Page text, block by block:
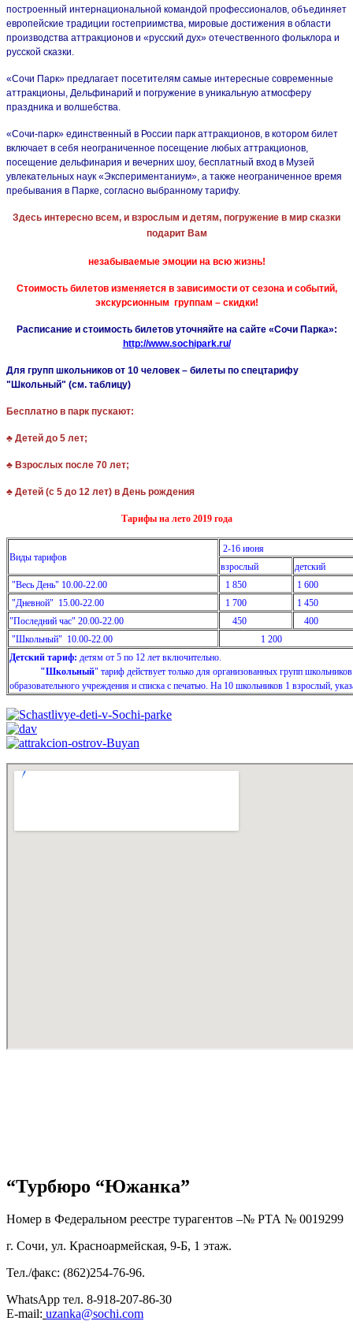
построенный интернациональной командой профессионалов, объединяет
европейские традиции гостеприимства, мировые достижения в области
производства аттракционов и «русский дух» отечественного фольклора и
русской сказки.
«Сочи Парк» предлагает посетителям самые интересные современные
аттракционы, Дельфинарий и погружение в уникальную атмосферу
праздника и волшебства.
«Сочи-парк» единственный в России парк аттракционов, в котором билет
включает в себя неограниченное посещение любых аттракционов,
посещение дельфинария и вечерних шоу, бесплатный вход в Музей
увлекательных наук «Экспериментаниум», а также неограниченное время
пребывания в Парке, согласно выбранному тарифу.
Здесь интересно всем, и взрослым и детям, погружение в мир сказки
подарит Вам
незабываемые эмоции на всю жизнь!
Стоимость билетов изменяется в зависимости от сезона и событий,
экскурсионным группам – скидки!
Расписание и стоимость билетов уточняйте на сайте «Сочи Парка»:
http://www.sochipark.ru/
Для групп школьников от 10 человек – билеты по спецтарифу
"Школьный" (см. таблицу)
Бесплатно в парк пускают:
♣ Детей до 5 лет;
♣ Взрослых после 70 лет;
♣ Детей (с 5 до 12 лет) в День рождения
Тарифы на лето 2019 года
Виды тарифов
2-16 июня
взрослый
детский
"Весь День" 10.00-22.00
1 850
1 600
"Дневной" 15.00-22.00
1 700
1 450
"Последний час" 20.00-22.00
450
400
"Школьный" 10.00-22.00
1 200
Детский тариф: детям от 5 по 12
"Школьный" тариф действует только для организованных групп
образовательного учреждения и списка с печатью. На 10 школьников 1 взрослый,
“Турбюро “Южанка”
Номер в Федеральном реестре турагентов –№ РТА № 0019299
г. Сочи, ул. Красноармейская, 9-Б, 1 этаж.
Тел./факс: (862)254-76-96.
WhatsApp тел. 8-918-207-86-30
E-mail: uzanka@sochi.com